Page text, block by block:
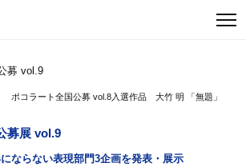
ポコラート全国公募 vol.8入選作品 大竹 明 「無題」
募展 vol.9
ならない表現部門3企画を発表・展示